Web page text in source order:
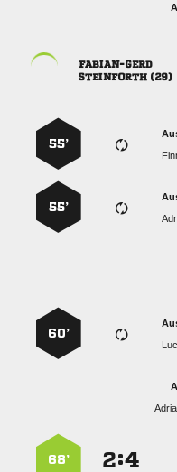

 
55’
55’
60’
:
68’